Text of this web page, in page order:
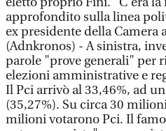
approfondito sulla linea
ex presidente della Camera
(Adnkronos) - A sinistra,
parole "prove generali" per
elezioni amministrative e
Il Pci arrivò al 33,46%, ad
(35,27%). Su circa 30
milioni votarono Pci. Il